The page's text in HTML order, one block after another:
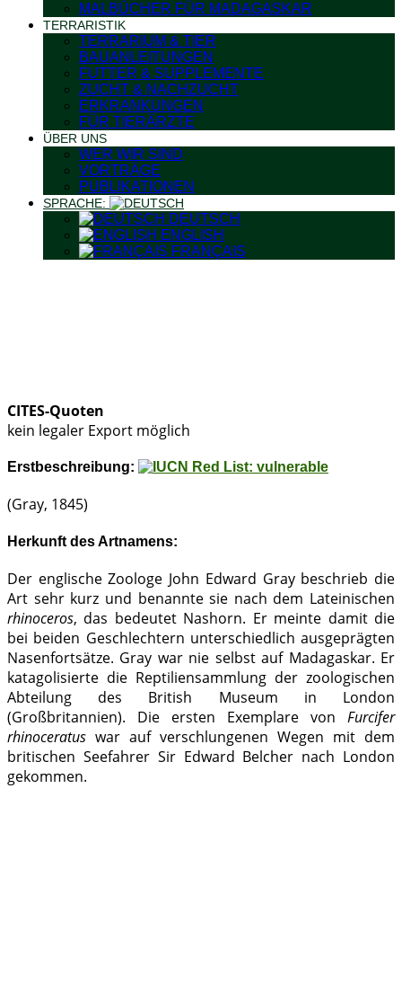
MALBÜCHER FÜR MADAGASKAR
TERRARISTIK
TERRARIUM & TIER
BAUANLEITUNGEN
FUTTER & SUPPLEMENTE
ZUCHT & NACHZUCHT
ERKRANKUNGEN
FÜR TIERÄRZTE
ÜBER UNS
WER WIR SIND
VORTRÄGE
PUBLIKATIONEN
SPRACHE:
DEUTSCH
ENGLISH
FRANÇAIS
CITES-Quoten
kein legaler Export möglich
Erstbeschreibung:
(Gray, 1845)
Herkunft des Artnamens:
Der englische Zoologe John Edward Gray beschrieb die
Art sehr kurz und benannte sie nach dem Lateinischen
rhinoceros, das bedeutet Nashorn. Er meinte damit die
bei beiden Geschlechtern unterschiedlich ausgeprägten
Nasenfortsätze. Gray war nie selbst auf Madagaskar. Er
katagolisierte die Reptiliensammlung der zoologischen
Abteilung des British Museum in London
(Großbritannien). Die ersten Exemplare von Furcifer
rhinoceratus war auf verschlungenen Wegen mit dem
britischen Seefahrer Sir Edward Belcher nach London
gekommen.